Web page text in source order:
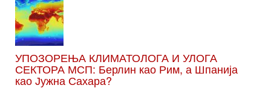
УПОЗОРЕЊА КЛИМАТОЛОГА И УЛОГА
СЕКТОРА МСП: Берлин као Рим, а Шпанија
као Јужна Сахара?